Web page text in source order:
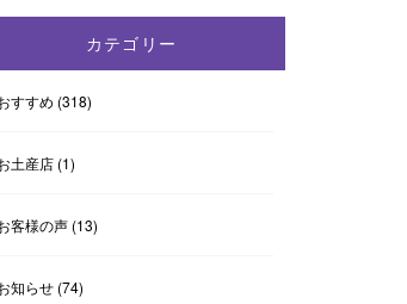
カテゴリー
すすめ (318)
土産店(1)
客様の声(13)
知らせ(74)